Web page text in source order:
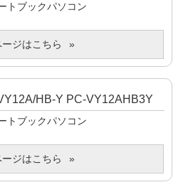
トブックパソコン
ジはこちら
HB-Y PC-VY12AHB3Y
トブックパソコン
ジはこちら